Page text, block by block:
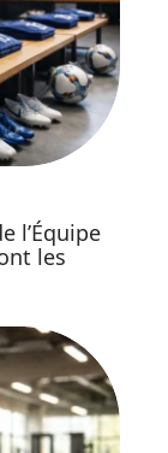
l’Équipe
les